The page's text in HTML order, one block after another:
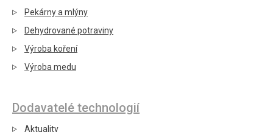
Pekárny a mlýny
Dehydrované potraviny
Výroba koření
Výroba medu
Dodavatelé technologií
Aktuality